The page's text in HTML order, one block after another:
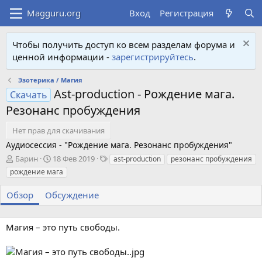
Вход Регистрация
Чтобы получить доступ ко всем разделам форума и
ценной информации - зарегистрируйтесь.
Эзотерика / Магия
Скачать Ast-production - Рождение мага.
Резонанс пробуждения
Нет прав для скачивания
Аудиосессия - "Рождение мага. Резонанс пробуждения"
А
в
т
о
р
Барин
Д
а
т
а
с
д
н
18 Фев 2019
Т ast-production
резонанс пробуждения
рождение мага
Обзор Обсуждение
Магия – это путь свободы.